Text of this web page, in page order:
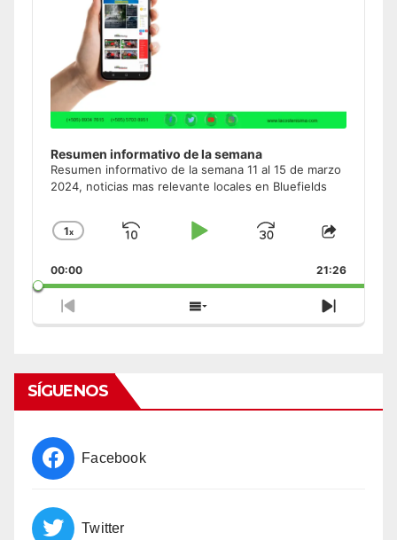
Resumen informativo de la semana
Resumen informativo de la semana 11 al 15 de marzo
2024, noticias mas relevante locales en Bluefields
Change
Rate
1x
Skip
Play
Jump
Forward
Share
Episode
00:00 21:26
Previous
Episode
Show
Episodes
Next
Episode
SÍGUENOS
Facebook
Twitter